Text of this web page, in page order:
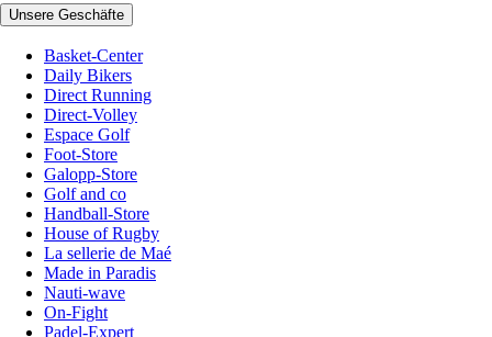
Unsere Geschäfte
Basket-Center
Daily Bikers
Direct Running
Direct-Volley
Espace Golf
Foot-Store
Galopp-Store
Golf and co
Handball-Store
House of Rugby
La sellerie de Maé
Made in Paradis
Nauti-wave
On-Fight
Padel-Expert